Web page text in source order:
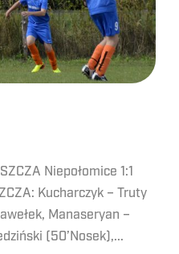
Niepołomice 1:1
Kucharczyk – Truty
Manaseryan –
(50’Nosek),...